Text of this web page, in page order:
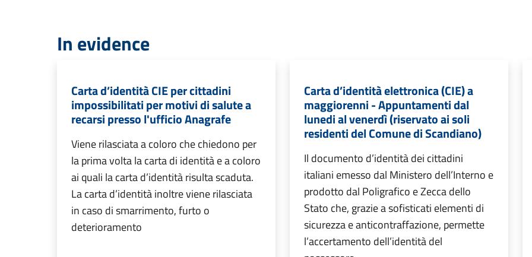
In evidence
Carta d’identità CIE per cittadini
impossibilitati per motivi di salute a
recarsi presso l'ufficio Anagrafe
Viene rilasciata a coloro che chiedono per
la prima volta la carta di identità e a coloro
ai quali la carta d’identità risulta scaduta.
La carta d’identità inoltre viene rilasciata
in caso di smarrimento, furto o
deterioramento
Carta d’identità elettronica (CIE) a
maggiorenni - Appuntamenti dal
lunedi al venerdì (riservato ai soli
residenti del Comune di Scandiano)
Il documento d’identità dei cittadini
italiani emesso dal Ministero dell’Interno e
prodotto dal Poligrafico e Zecca dello
Stato che, grazie a sofisticati elementi di
sicurezza e anticontraffazione, permette
l’accertamento dell’identità del